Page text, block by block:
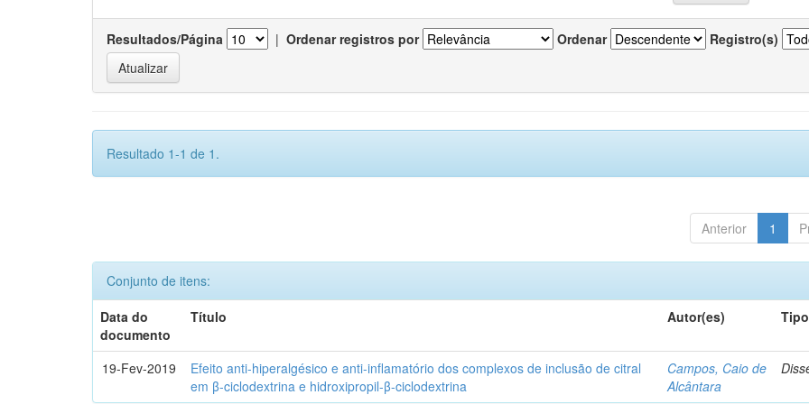
Resultados/Página | Ordenar registros por Ordenar Registro(s)
Resultado 1-1 de 1.
Anterior 1
Conjunto de itens:
Data do
documento
Título Autor(es) Tipo
19-Fev-2019
Efeito anti-hiperalgésico e anti-inflamatório dos complexos de inclusão de citral
em β-ciclodextrina e hidroxipropil-β-ciclodextrina
Campos, Caio de
Alcântara